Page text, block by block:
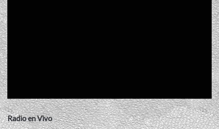
Radio en Vivo